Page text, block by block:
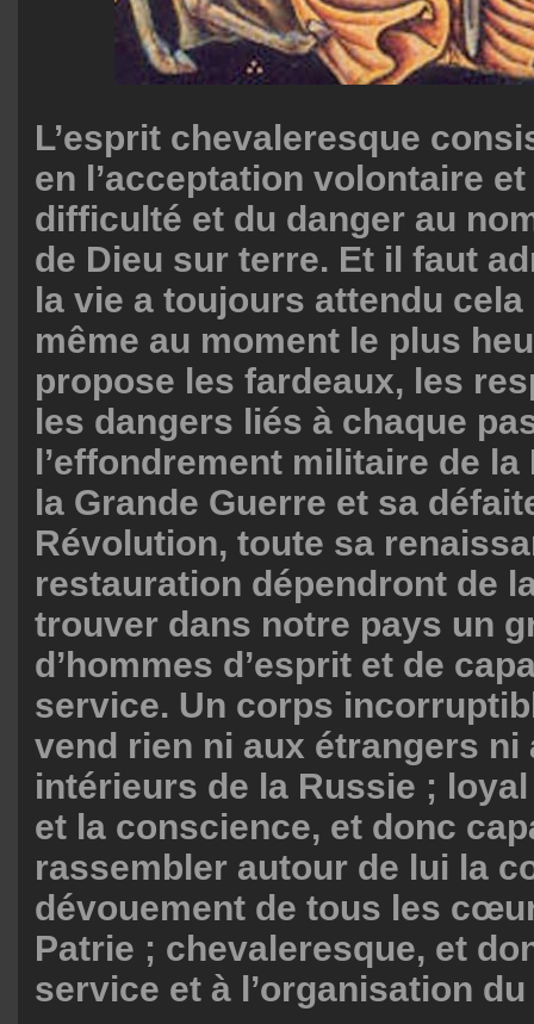
L’esprit chevaleresque
en l’acceptation volontaire
difficulté et du danger au
de Dieu sur terre. Et il faut
la vie a toujours attendu cela
même au moment le plus
propose les fardeaux, les
les dangers liés à chaque
l’effondrement militaire de
la Grande Guerre et sa
Révolution, toute sa
restauration dépendront de
trouver dans notre pays un
d’hommes d’esprit et de
service. Un corps
vend rien ni aux étrangers ni
intérieurs de la Russie ; loyal
et la conscience, et donc
rassembler autour de lui la
dévouement de tous les
Patrie ; chevaleresque, et
service et à l’organisation